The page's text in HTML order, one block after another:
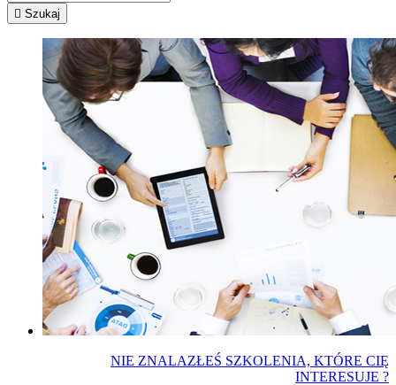
 Szukaj
NIE ZNALAZŁEŚ SZKOLENIA, KTÓRE CIĘ
INTERESUJE ?